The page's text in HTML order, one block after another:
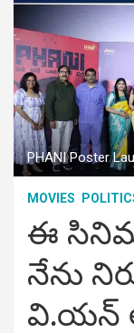
PHANI Poster
MOVIES
ఈ
నేను
వి.యన్‌